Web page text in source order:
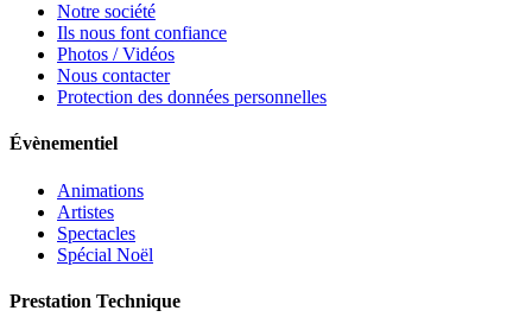
Notre société
Ils nous font confiance
Photos / Vidéos
Nous contacter
Protection des données personnelles
Évènementiel
Animations
Artistes
Spectacles
Spécial Noël
Prestation Technique